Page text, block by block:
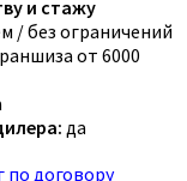
и стажу
/ без ограничений
от 6000
да
по договору